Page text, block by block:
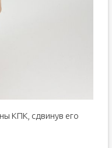
КПК, сдвинув его